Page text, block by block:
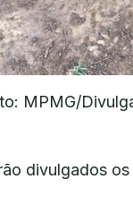
MPMG/
divulgados